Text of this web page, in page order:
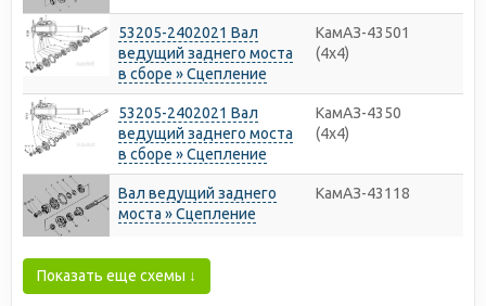
53205-2402021 Вал
ведущий заднего моста
в сборе » Сцепление
КамАЗ-43501
(4х4)
53205-2402021 Вал
ведущий заднего моста
в сборе » Сцепление
КамАЗ-4350
(4х4)
Вал ведущий заднего
моста » Сцепление
КамАЗ-43118
Показать еще схемы ↓